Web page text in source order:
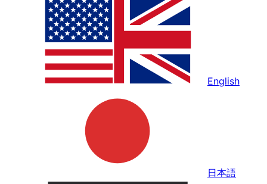
English
日本語